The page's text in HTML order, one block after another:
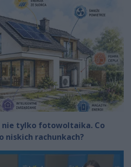
nie tylko fotowoltaika. Co
niskich rachunkach?